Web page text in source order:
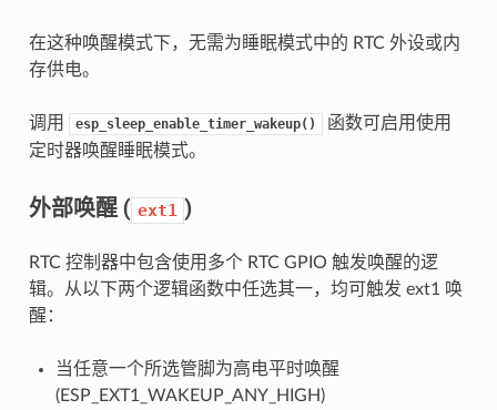
在这种唤醒模式下，无需为睡眠模式中的 RTC 外设或内
存供电。
调用 esp_sleep_enable_timer_wakeup()
函数可启用使用
定时器唤醒睡眠模式。
外部唤醒 ( ext1 )
RTC 控制器中包含使用多个 RTC GPIO 触发唤醒的逻
辑。从以下两个逻辑函数中任选其一，均可触发 ext1 唤
醒：
当任意一个所选管脚为高电平时唤醒
(ESP_EXT1_WAKEUP_ANY_HIGH)